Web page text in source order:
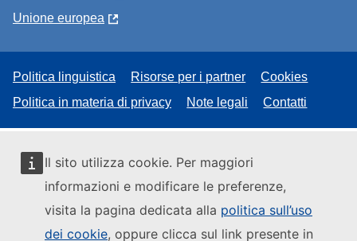
Il sito utilizza cookie. Per maggiori
informazioni e modificare le preferenze,
visita la pagina dedicata alla politica sull’uso
dei cookie, oppure clicca sul link presente in
Unione europea
Politica linguistica Risorse per i partner
Cookies
Politica in materia di privacy
Note legali Contatti